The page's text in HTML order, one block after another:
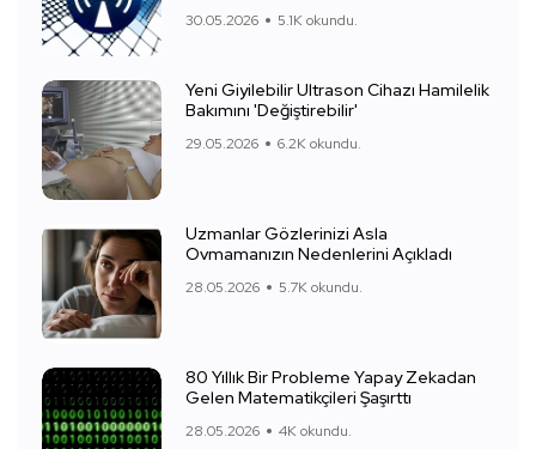
30.05.2026 5.1K okundu.
Yeni Giyilebilir Ultrason Cihazı Hamilelik
Bakımını 'Değiştirebilir'
29.05.2026 6.2K okundu.
Uzmanlar Gözlerinizi Asla
Ovmamanızın Nedenlerini Açıkladı
28.05.2026 5.7K okundu.
80 Yıllık Bir Probleme Yapay Zekadan
Gelen Matematikçileri Şaşırttı
28.05.2026 4K okundu.